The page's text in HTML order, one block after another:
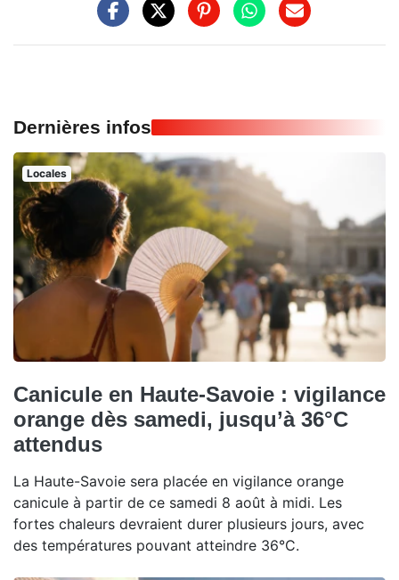
Dernières infos
Locales
Canicule en Haute-Savoie : vigilance
orange dès samedi, jusqu’à 36°C
attendus
La Haute-Savoie sera placée en vigilance orange
canicule à partir de ce samedi 8 août à midi. Les
fortes chaleurs devraient durer plusieurs jours, avec
des températures pouvant atteindre 36°C.